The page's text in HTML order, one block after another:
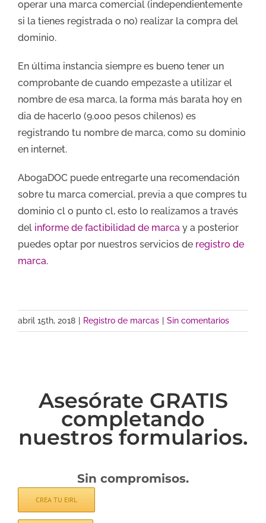
operar una marca comercial (independientemente
si la tienes registrada o no) realizar la compra del
dominio.
En última instancia siempre es bueno tener un
comprobante de cuando empezaste a utilizar el
nombre de esa marca, la forma más barata hoy en
dia de hacerlo (9.000 pesos chilenos) es
registrando tu nombre de marca, como su dominio
en internet.
AbogaDOC puede entregarte una recomendación
sobre tu marca comercial, previa a que compres tu
dominio cl o punto cl, esto lo realizamos a través
del informe de factibilidad de marca y a posterior
puedes optar por nuestros servicios de registro de
marca.
abril 15th, 2018 Registro de marcas Sin comentarios
Asesórate GRATIS
completando
nuestros formularios.
Sin compromisos.
CREA TU EIRL